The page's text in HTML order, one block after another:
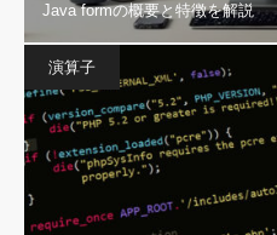
Java formの概要と特徴を解説
演算子